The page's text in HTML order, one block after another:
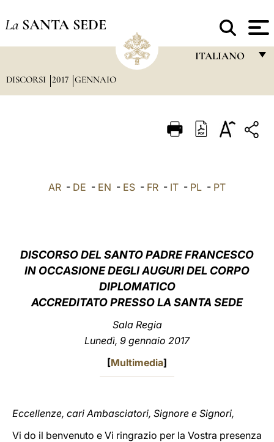
La SANTA SEDE
ITALIANO
ITALIANO
中文
DISCORSI 2017 GENNAIO
AR - DE - EN - ES - FR - IT - PL - PT
DISCORSO DEL SANTO PADRE FRANCESCO
IN OCCASIONE DEGLI AUGURI DEL CORPO
DIPLOMATICO
ACCREDITATO PRESSO LA SANTA SEDE
Sala Regia
Lunedì, 9 gennaio 2017
[Multimedia]
Eccellenze, cari Ambasciatori, Signore e Signori,
Vi do il benvenuto e Vi ringrazio per la Vostra presenza